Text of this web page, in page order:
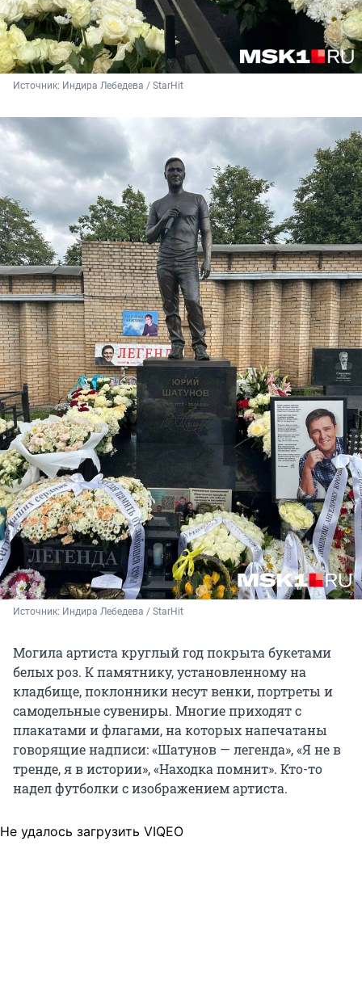
Источник: Индира Лебедева / StarHit
Источник: Индира Лебедева / StarHit
Могила артиста круглый год покрыта букетами
белых роз. К памятнику, установленному на
кладбище, поклонники несут венки, портреты и
самодельные сувениры. Многие приходят с
плакатами и флагами, на которых напечатаны
говорящие надписи: «Шатунов — легенда», «Я не в
тренде, я в истории», «Находка помнит». Кто-то
надел футболки с изображением артиста.
Не удалось загрузить VIQEO